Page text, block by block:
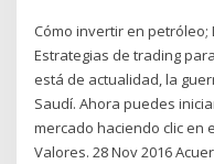
Cómo invertir en
Estrategias de trading
está de actualidad, la
Saudí. Ahora puedes
mercado haciendo clic en
Valores. 28 Nov 2016